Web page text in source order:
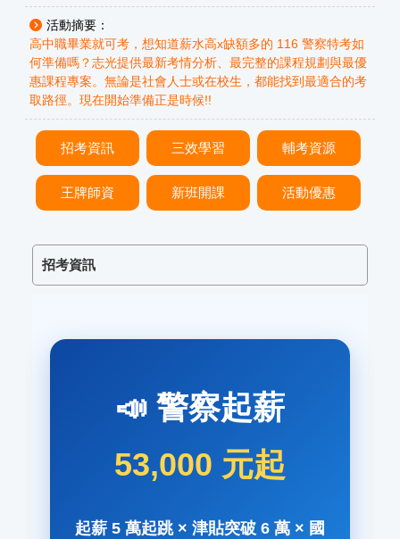
活動摘要：
高中職畢業就可考，想知道薪水高x缺額多的 116 警察特考如
何準備嗎？志光提供最新考情分析、最完整的課程規劃與最優
惠課程專案。無論是社會人士或在校生，都能找到最適合的考
取路徑。現在開始準備正是時候!!
招考資訊 三效學習 輔考資源
王牌師資 新班開課 活動優惠
招考資訊
📣 警察起薪
53,000 元起
起薪 5 萬起跳 × 津貼突破 6 萬 × 國